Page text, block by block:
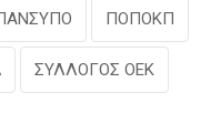
ΠΟΠΟΚΠ
ΣΥΛΛΟΓΟΣ ΟΕΚ